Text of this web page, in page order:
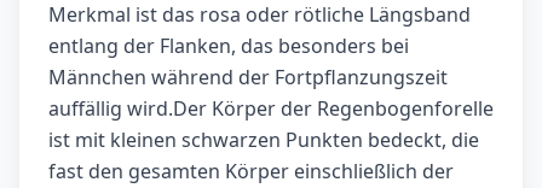
Merkmal ist das rosa oder rötliche Längsband
entlang der Flanken, das besonders bei
Männchen während der Fortpflanzungszeit
auffällig wird.Der Körper der Regenbogenforelle
ist mit kleinen schwarzen Punkten bedeckt, die
fast den gesamten Körper einschließlich der